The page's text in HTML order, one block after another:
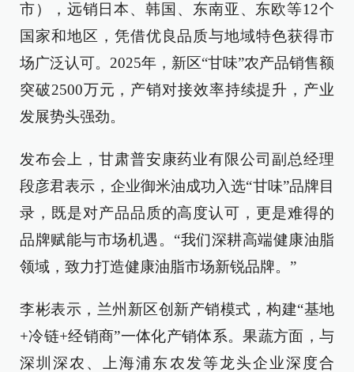
市），远销日本、韩国、东南亚、东欧等12个
国家和地区，凭借优良品质与地域特色获得市
场广泛认可。2025年，新区“甘味”农产品销售额
突破2500万元，产销对接效率持续提升，产业
发展势头强劲。
发布会上，甘肃普安康药业有限公司副总经理
段彦君表示，企业御米油成功入选“甘味”品牌目
录，既是对产品品质的高度认可，更是难得的
品牌赋能与市场机遇。“我们深耕高端健康油脂
领域，致力打造健康油脂市场新锐品牌。”
李彬表示，兰州新区创新产销模式，构建“基地
+冷链+经销商”一体化产销体系。果蔬方面，与
深圳深农、上海浦东农发等龙头企业深度合